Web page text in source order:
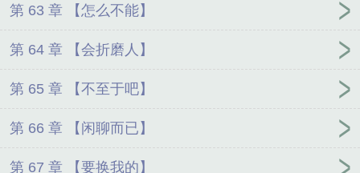
第 63 章 【怎么不能】
第 64 章 【会折磨人】
第 65 章 【不至于吧】
第 66 章 【闲聊而已】
第 67 章 【要换我的】